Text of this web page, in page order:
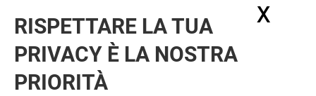
RISPETTARE LA TUA
PRIVACY È LA NOSTRA
PRIORITÀ
X